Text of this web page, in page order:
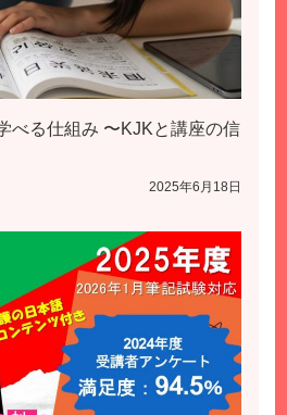
べる仕組み 〜KJKと講座の信
2025年6月18日